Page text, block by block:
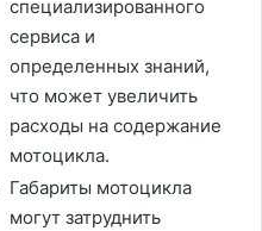
специализированного
сервиса и
определенных знаний,
что может увеличить
расходы на содержание
мотоцикла.
Габариты мотоцикла
могут затруднить